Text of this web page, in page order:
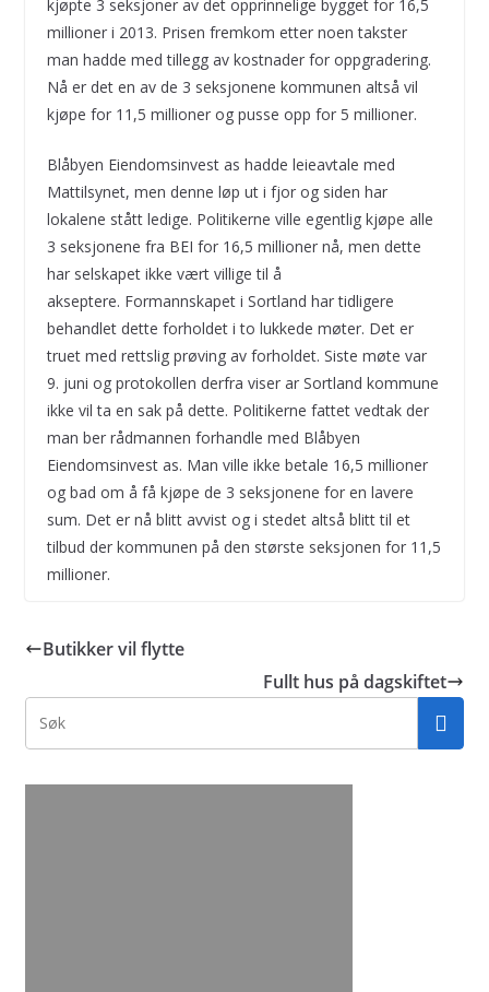
kjøpte 3 seksjoner av det opprinnelige bygget for 16,5
millioner i 2013. Prisen fremkom etter noen takster
man hadde med tillegg av kostnader for oppgradering.
Nå er det en av de 3 seksjonene kommunen altså vil
kjøpe for 11,5 millioner og pusse opp for 5 millioner.
Blåbyen Eiendomsinvest as hadde leieavtale med
Mattilsynet, men denne løp ut i fjor og siden har
lokalene stått ledige. Politikerne ville egentlig kjøpe alle
3 seksjonene fra BEI for 16,5 millioner nå, men dette
har selskapet ikke vært villige til å
akseptere. Formannskapet i Sortland har tidligere
behandlet dette forholdet i to lukkede møter. Det er
truet med rettslig prøving av forholdet. Siste møte var
9. juni og protokollen derfra viser ar Sortland kommune
ikke vil ta en sak på dette. Politikerne fattet vedtak der
man ber rådmannen forhandle med Blåbyen
Eiendomsinvest as. Man ville ikke betale 16,5 millioner
og bad om å få kjøpe de 3 seksjonene for en lavere
sum. Det er nå blitt avvist og i stedet altså blitt til et
tilbud der kommunen på den største seksjonen for 11,5
millioner.
Butikker vil flytte
Fullt hus på dagskiftet